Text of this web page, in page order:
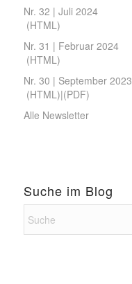
Nr. 32 | Juli 2024
(HTML)
Nr. 31 | Februar 2024
(HTML)
Nr. 30 | September 2023
(HTML)|(PDF)
Alle Newsletter
Suche im Blog